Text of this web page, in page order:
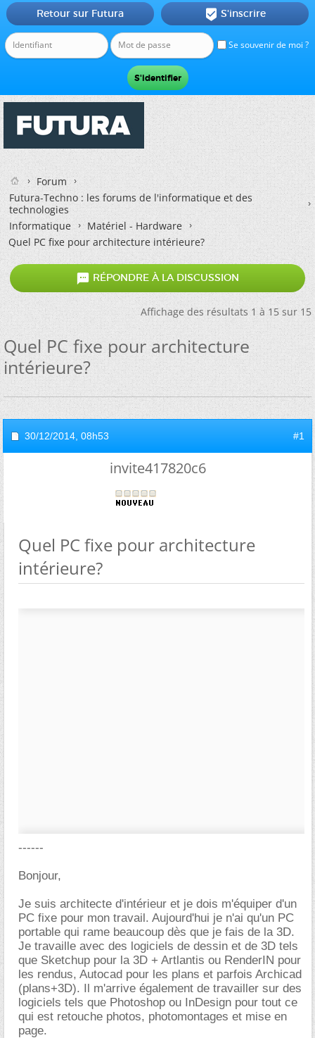
Se souvenir de moi ?
Retour sur Futura  S'inscrire
Forum
Futura-Techno : les forums de l'informatique et des
technologies
Informatique
Matériel - Hardware
Quel PC fixe pour architecture intérieure?
 RÉPONDRE À LA DISCUSSION
Affichage des résultats 1 à 15 sur 15
Quel PC fixe pour architecture
intérieure?
30/12/2014, 08h53 #1
invite417820c6
Quel PC fixe pour architecture
intérieure?
------
Bonjour,
Je suis architecte d'intérieur et je dois m'équiper d'un
PC fixe pour mon travail. Aujourd'hui je n'ai qu'un PC
portable qui rame beaucoup dès que je fais de la 3D.
Je travaille avec des logiciels de dessin et de 3D tels
que Sketchup pour la 3D + Artlantis ou RenderIN pour
les rendus, Autocad pour les plans et parfois Archicad
(plans+3D). Il m'arrive également de travailler sur des
logiciels tels que Photoshop ou InDesign pour tout ce
qui est retouche photos, photomontages et mise en
page.